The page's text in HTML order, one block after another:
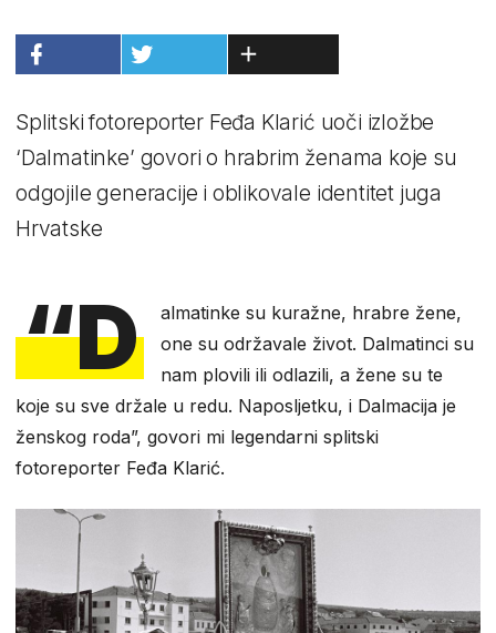
Splitski fotoreporter Feđa Klarić uoči izložbe
‘Dalmatinke’ govori o hrabrim ženama koje su
odgojile generacije i oblikovale identitet juga
Hrvatske
“D
almatinke su kuražne, hrabre žene,
one su održavale život. Dalmatinci su
nam plovili ili odlazili, a žene su te
koje su sve držale u redu. Naposljetku, i Dalmacija je
ženskog roda”, govori mi legendarni splitski
fotoreporter Feđa Klarić.